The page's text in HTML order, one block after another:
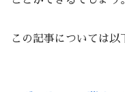
この記事については